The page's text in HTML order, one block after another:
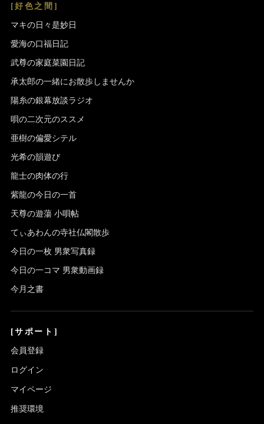
[好色之間]
マキの日々是妙日
愛海の口福日記
武尊の家庭菜園日記
承太郎の一緒にお散歩しませんか
陽糸の銀幕放談ラジオ
唄の二次元のススメ
亜樹の偏愛シテル
光希の韻遊び
龍士の肉体の行
紫龍の今日の一首
天尊の遊蕩 小唄帖
てぃあわんの寺社仏閣散歩
今日の一枚 男衆写真録
今日の一コマ 男衆動画録
今月之書
[サポート]
会員登録
ログイン
マイページ
推奨環境